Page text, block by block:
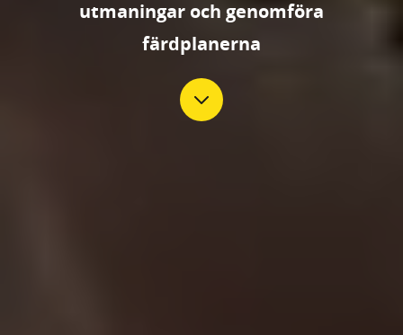
utmaningar och genomföra
färdplanerna